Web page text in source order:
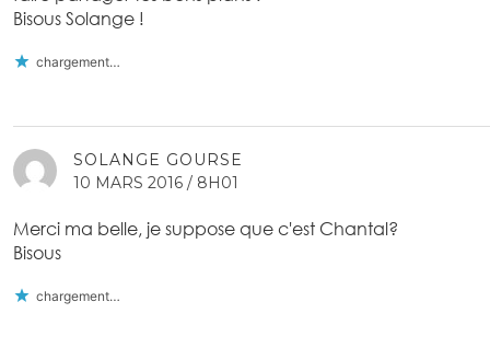
Bisous Solange !
chargement…
SOLANGE GOURSE
10 MARS 2016 / 8H01
Merci ma belle, je suppose que c'est Chantal?
Bisous
chargement…